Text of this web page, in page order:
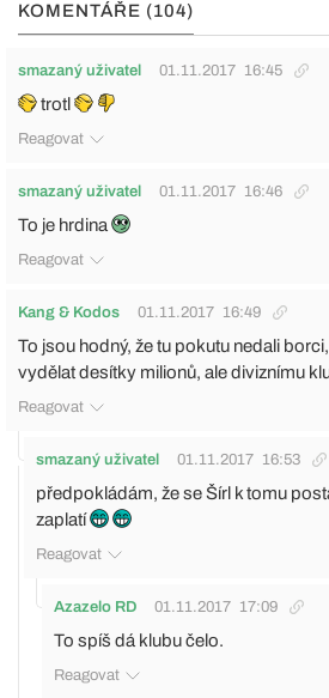
KOMENTÁŘE (104)
smazaný uživatel 01.11.2017 16:45
trotl
Reagovat
smazaný uživatel 01.11.2017 16:46
To je hrdina
Reagovat
Kang & Kodos 01.11.2017 16:49
To jsou hodný, že tu pokutu nedali
vydělat desítky milionů, ale diviznímu
Reagovat
smazaný uživatel 01.11.2017 16:53
předpokládám, že se Šírl k tomu
zaplatí
Reagovat
Azazelo RD 01.11.2017 17:09
To spíš dá klubu čelo.
Reagovat